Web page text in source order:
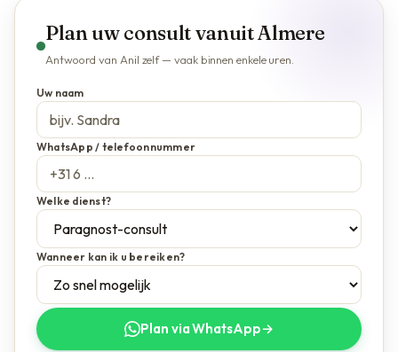
Plan uw consult vanuit Almere
Antwoord van Anil zelf — vaak binnen enkele uren.
Uw naam
WhatsApp / telefoonnummer
Welke dienst?
Wanneer kan ik u bereiken?
Plan via WhatsApp→